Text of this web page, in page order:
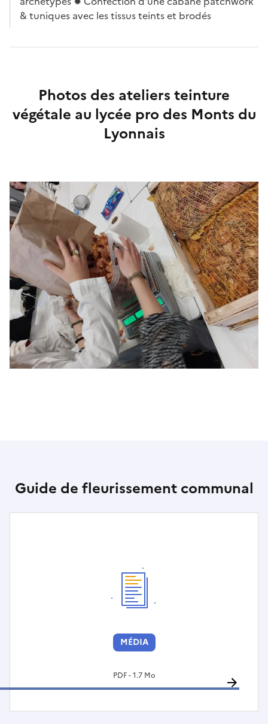
& tuniques avec les tissus teints et brodés
Photos des ateliers teinture
végétale au lycée pro des Monts du
Lyonnais
Guide de fleurissement communal
PDF - 1.7 Mo
MÉDIA